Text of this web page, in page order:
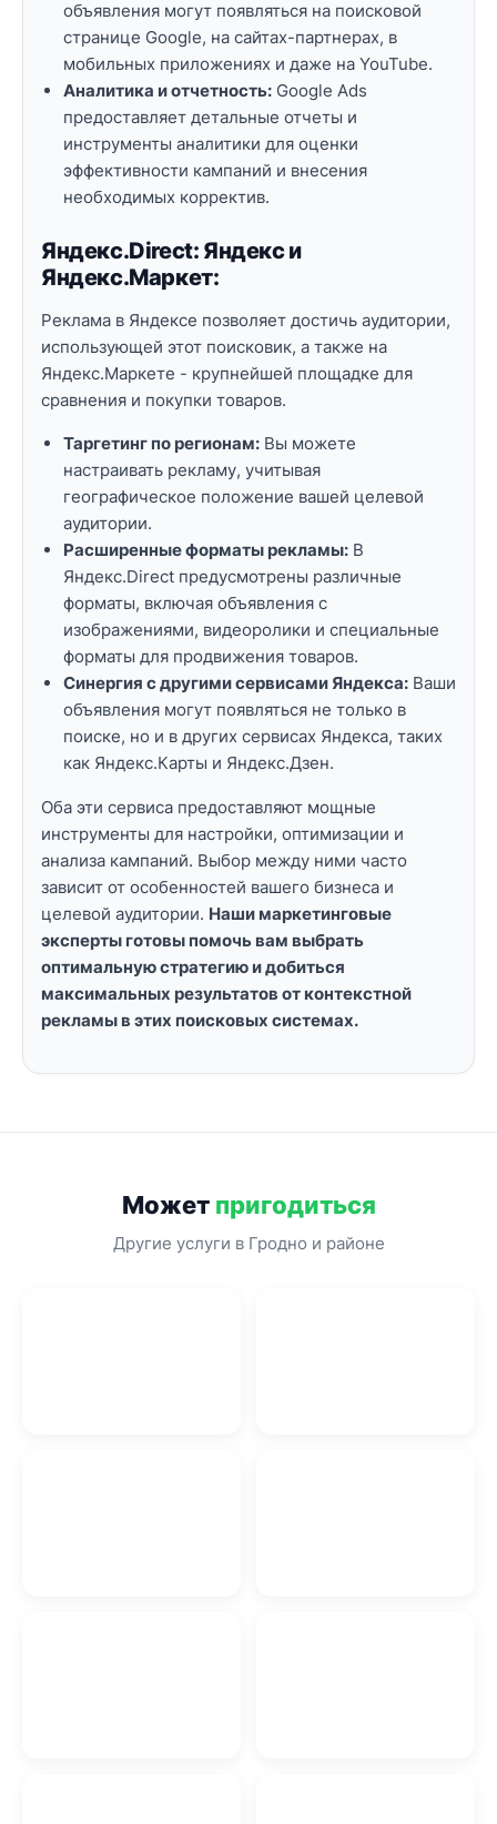
объявления могут появляться на поисковой
странице Google, на сайтах-партнерах, в
мобильных приложениях и даже на YouTube.
Аналитика и отчетность: Google Ads
предоставляет детальные отчеты и
инструменты аналитики для оценки
эффективности кампаний и внесения
необходимых корректив.
Яндекс.Direct: Яндекс и
Яндекс.Маркет:
Реклама в Яндексе позволяет достичь аудитории,
использующей этот поисковик, а также на
Яндекс.Маркете - крупнейшей площадке для
сравнения и покупки товаров.
Таргетинг по регионам: Вы можете
настраивать рекламу, учитывая
географическое положение вашей целевой
аудитории.
Расширенные форматы рекламы: В
Яндекс.Direct предусмотрены различные
форматы, включая объявления с
изображениями, видеоролики и специальные
форматы для продвижения товаров.
Синергия с другими сервисами Яндекса: Ваши
объявления могут появляться не только в
поиске, но и в других сервисах Яндекса, таких
как Яндекс.Карты и Яндекс.Дзен.
Оба эти сервиса предоставляют мощные
инструменты для настройки, оптимизации и
анализа кампаний. Выбор между ними часто
зависит от особенностей вашего бизнеса и
целевой аудитории. Наши маркетинговые
эксперты готовы помочь вам выбрать
оптимальную стратегию и добиться
максимальных результатов от контекстной
рекламы в этих поисковых системах.
Может пригодиться
Другие услуги в Гродно и районе